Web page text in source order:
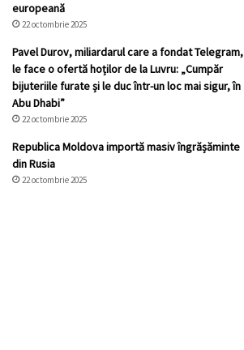
europeană
22 octombrie 2025
Pavel Durov, miliardarul care a fondat Telegram,
le face o ofertă hoților de la Luvru: „Cumpăr
bijuteriile furate și le duc într-un loc mai sigur, în
Abu Dhabi”
22 octombrie 2025
Republica Moldova importă masiv îngrășăminte
din Rusia
22 octombrie 2025